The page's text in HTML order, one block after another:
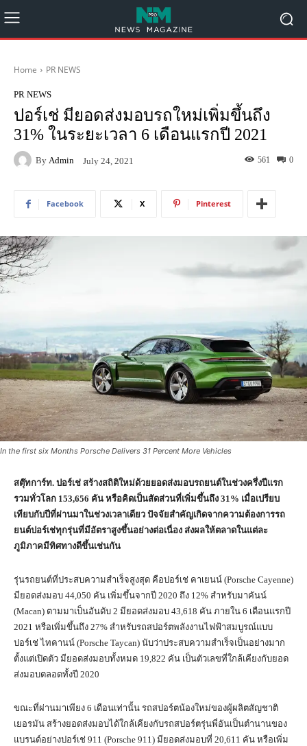
Home PR NEWS
PR NEWS
ปอร์เช่ มียอดส่งมอบรถใหม่เพิ่มขึ้นถึง
31% ในระยะเวลา 6 เดือนแรกปี 2021
By Admin July 24, 2021 0
561
Facebook X Pinterest
In the first six Months Porsche Delivers 31 Percent More Vehicles
สตุ๊ทการ์ท. ปอร์เช่ สร้างสถิติใหม่ด้วยยอดส่งมอบรถยนต์ในช่วงครึ่งปีแรก
รวมทั่วโลก 153,656 คัน หรือคิดเป็นสัดส่วนที่เพิ่มขึ้นถึง 31% เมื่อเปรียบ
เทียบกับปีที่ผ่านมาในช่วงเวลาเดียว ปัจจัยสำคัญเกิดจากความต้องการรถ
ยนต์ปอร์เช่ทุกรุ่นที่มีอัตราสูงขึ้นอย่างต่อเนื่อง ส่งผลให้ตลาดในแต่ละ
ภูมิภาคมีทิศทางดีขึ้นเช่นกัน
รุ่นรถยนต์ที่ประสบความสำเร็จสูงสุด คือปอร์เช่ คาเยนน์ (Porsche Cayenne)
มียอดส่งมอบ 44,050 คัน เพิ่มขึ้นจากปี 2020 ถึง 12% สำหรับมาคันน์
(Macan) ตามมาเป็นอันดับ 2 มียอดส่งมอบ 43,618 คัน ภายใน 6 เดือนแรกปี
2021 หรือเพิ่มขึ้นถึง 27% สำหรับรถสปอร์ตพลังงานไฟฟ้าสมบูรณ์แบบ
ปอร์เช่ ไทคานน์ (Porsche Taycan) นับว่าประสบความสำเร็จเป็นอย่างมาก
ตั้งแต่เปิดตัว มียอดส่งมอบทั้งหมด 19,822 คัน เป็นตัวเลขที่ใกล้เคียงกับยอด
ส่งมอบตลอดทั้งปี 2020
ขณะที่ผ่านมาเพียง 6 เดือนเท่านั้น รถสปอร์ตน้องใหม่ของผู้ผลิตสัญชาติ
เยอรมัน สร้างยอดส่งมอบได้ใกล้เคียงกับรถสปอร์ตรุ่นพี่อันเป็นตำนานของ
แบรนด์อย่างปอร์เช่ 911 (Porsche 911) มียอดส่งมอบที่ 20,611 คัน หรือเพิ่ม